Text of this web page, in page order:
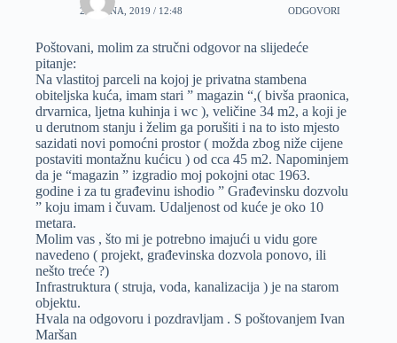
28 RUJNA, 2019 / 12:48 ODGOVORI
Poštovani, molim za stručni odgovor na slijedeće
pitanje:
Na vlastitoj parceli na kojoj je privatna stambena
obiteljska kuća, imam stari ” magazin “,( bivša praonica,
drvarnica, ljetna kuhinja i wc ), veličine 34 m2, a koji je
u derutnom stanju i želim ga porušiti i na to isto mjesto
sazidati novi pomoćni prostor ( možda zbog niže cijene
postaviti montažnu kućicu ) od cca 45 m2. Napominjem
da je “magazin ” izgradio moj pokojni otac 1963.
godine i za tu građevinu ishodio ” Građevinsku dozvolu
” koju imam i čuvam. Udaljenost od kuće je oko 10
metara.
Molim vas , što mi je potrebno imajući u vidu gore
navedeno ( projekt, građevinska dozvola ponovo, ili
nešto treće ?)
Infrastruktura ( struja, voda, kanalizacija ) je na starom
objektu.
Hvala na odgovoru i pozdravljam . S poštovanjem Ivan
Maršan